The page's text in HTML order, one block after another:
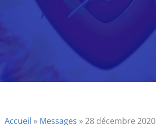
Accueil » Messages »28 décembre 2020